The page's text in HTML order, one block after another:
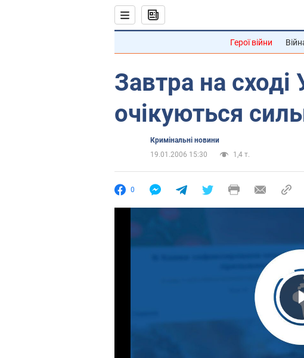
Герої війни
Завтра на сході
очікуються
Кримінальні новини
19.01.2006 15:30
1,4 т.
0